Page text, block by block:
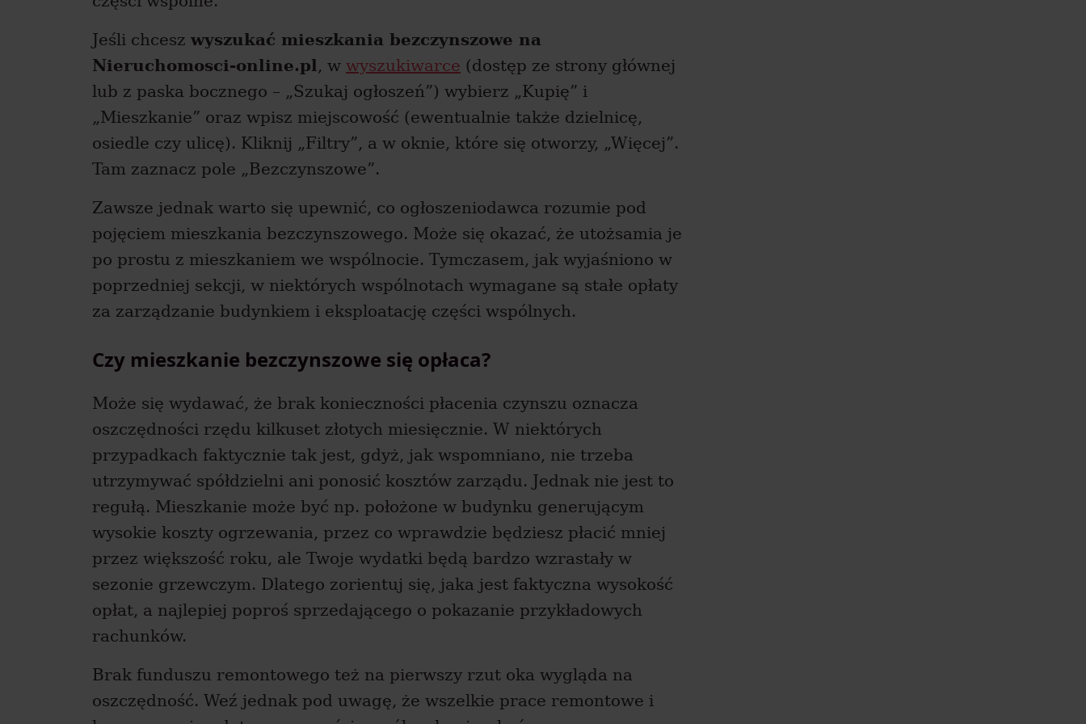
Jeśli chcesz wyszukać mieszkania bezczynszowe na
Nieruchomosci-online.pl, w wyszukiwarce (dostęp ze strony głównej
lub z paska bocznego – „Szukaj ogłoszeń”) wybierz „Kupię” i
„Mieszkanie” oraz wpisz miejscowość (ewentualnie także dzielnicę,
osiedle czy ulicę). Kliknij „Filtry”, a w oknie, które się otworzy, „Więcej”.
Tam zaznacz pole „Bezczynszowe”.
Zawsze jednak warto się upewnić, co ogłoszeniodawca rozumie pod
pojęciem mieszkania bezczynszowego. Może się okazać, że utożsamia je
po prostu z mieszkaniem we wspólnocie. Tymczasem, jak wyjaśniono w
poprzedniej sekcji, w niektórych wspólnotach wymagane są stałe opłaty
za zarządzanie budynkiem i eksploatację części wspólnych.
Czy mieszkanie bezczynszowe się opłaca?
Może się wydawać, że brak konieczności płacenia czynszu oznacza
oszczędności rzędu kilkuset złotych miesięcznie. W niektórych
przypadkach faktycznie tak jest, gdyż, jak wspomniano, nie trzeba
utrzymywać spółdzielni ani ponosić kosztów zarządu. Jednak nie jest to
regułą. Mieszkanie może być np. położone w budynku generującym
wysokie koszty ogrzewania, przez co wprawdzie będziesz płacić mniej
przez większość roku, ale Twoje wydatki będą bardzo wzrastały w
sezonie grzewczym. Dlatego zorientuj się, jaka jest faktyczna wysokość
opłat, a najlepiej poproś sprzedającego o pokazanie przykładowych
rachunków.
Brak funduszu remontowego też na pierwszy rzut oka wygląda na
oszczędność. Weź jednak pod uwagę, że wszelkie prace remontowe i